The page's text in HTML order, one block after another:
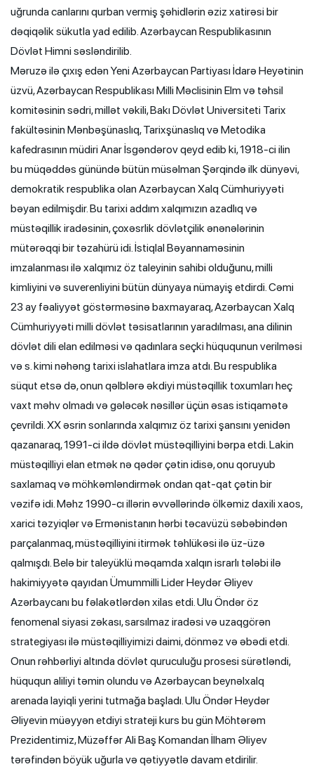
uğrunda canlarını qurban vermiş şəhidlərin əziz xatirəsi bir
dəqiqəlik sükutla yad edilib. Azərbaycan Respublikasının
Dövlət Himni səsləndirilib.
Məruzə ilə çıxış edən Yeni Azərbaycan Partiyası İdarə Heyətinin
üzvü, Azərbaycan Respublikası Milli Məclisinin Elm və təhsil
komitəsinin sədri, millət vəkili, Bakı Dövlət Universiteti Tarix
fakültəsinin Mənbəşünaslıq, Tarixşünaslıq və Metodika
kafedrasının müdiri Anar İsgəndərov qeyd edib ki, 1918-ci ilin
bu müqəddəs günündə bütün müsəlman Şərqində ilk dünyəvi,
demokratik respublika olan Azərbaycan Xalq Cümhuriyyəti
bəyan edilmişdir. Bu tarixi addım xalqımızın azadlıq və
müstəqillik iradəsinin, çoxəsrlik dövlətçilik ənənələrinin
mütərəqqi bir təzahürü idi. İstiqlal Bəyannaməsinin
imzalanması ilə xalqımız öz taleyinin sahibi olduğunu, milli
kimliyini və suverenliyini bütün dünyaya nümayiş etdirdi. Cəmi
23 ay fəaliyyət göstərməsinə baxmayaraq, Azərbaycan Xalq
Cümhuriyyəti milli dövlət təsisatlarının yaradılması, ana dilinin
dövlət dili elan edilməsi və qadınlara seçki hüququnun verilməsi
və s. kimi nəhəng tarixi islahatlara imza atdı. Bu respublika
süqut etsə də, onun qəlblərə əkdiyi müstəqillik toxumları heç
vaxt məhv olmadı və gələcək nəsillər üçün əsas istiqamətə
çevrildi. XX əsrin sonlarında xalqımız öz tarixi şansını yenidən
qazanaraq, 1991-ci ildə dövlət müstəqilliyini bərpa etdi. Lakin
müstəqilliyi elan etmək nə qədər çətin idisə, onu qoruyub
saxlamaq və möhkəmləndirmək ondan qat-qat çətin bir
vəzifə idi. Məhz 1990-cı illərin əvvəllərində ölkəmiz daxili xaos,
xarici təzyiqlər və Ermənistanın hərbi təcavüzü səbəbindən
parçalanmaq, müstəqilliyini itirmək təhlükəsi ilə üz-üzə
qalmışdı. Belə bir taleyüklü məqamda xalqın israrlı tələbi ilə
hakimiyyətə qayıdan Ümummilli Lider Heydər Əliyev
Azərbaycanı bu fəlakətlərdən xilas etdi. Ulu Öndər öz
fenomenal siyasi zəkası, sarsılmaz iradəsi və uzaqgörən
strategiyası ilə müstəqilliyimizi daimi, dönməz və əbədi etdi.
Onun rəhbərliyi altında dövlət quruculuğu prosesi sürətləndi,
hüququn aliliyi təmin olundu və Azərbaycan beynəlxalq
arenada layiqli yerini tutmağa başladı. Ulu Öndər Heydər
Əliyevin müəyyən etdiyi strateji kurs bu gün Möhtərəm
Prezidentimiz, Müzəffər Ali Baş Komandan İlham Əliyev
tərəfindən böyük uğurla və qətiyyətlə davam etdirilir.